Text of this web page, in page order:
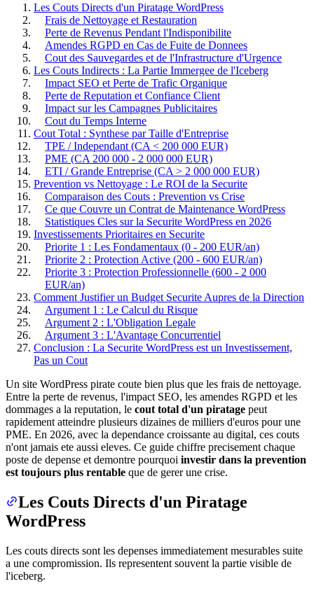
Les Couts Directs d'un Piratage WordPress
Frais de Nettoyage et Restauration
Perte de Revenus Pendant l'Indisponibilite
Amendes RGPD en Cas de Fuite de Donnees
Cout des Sauvegardes et de l'Infrastructure d'Urgence
Les Couts Indirects : La Partie Immergee de l'Iceberg
Impact SEO et Perte de Trafic Organique
Perte de Reputation et Confiance Client
Impact sur les Campagnes Publicitaires
Cout du Temps Interne
Cout Total : Synthese par Taille d'Entreprise
TPE / Independant (CA < 200 000 EUR)
PME (CA 200 000 - 2 000 000 EUR)
ETI / Grande Entreprise (CA > 2 000 000 EUR)
Prevention vs Nettoyage : Le ROI de la Securite
Comparaison des Couts : Prevention vs Crise
Ce que Couvre un Contrat de Maintenance WordPress
Statistiques Cles sur la Securite WordPress en 2026
Investissements Prioritaires en Securite
Priorite 1 : Les Fondamentaux (0 - 200 EUR/an)
Priorite 2 : Protection Active (200 - 600 EUR/an)
Priorite 3 : Protection Professionnelle (600 - 2 000
EUR/an)
Comment Justifier un Budget Securite Aupres de la Direction
Argument 1 : Le Calcul du Risque
Argument 2 : L'Obligation Legale
Argument 3 : L'Avantage Concurrentiel
Conclusion : La Securite WordPress est un Investissement,
Pas un Cout
Un site WordPress pirate coute bien plus que les frais de nettoyage.
Entre la perte de revenus, l'impact SEO, les amendes RGPD et les
dommages a la reputation, le cout total d'un piratage peut
rapidement atteindre plusieurs dizaines de milliers d'euros pour une
PME. En 2026, avec la dependance croissante au digital, ces couts
n'ont jamais ete aussi eleves. Ce guide chiffre precisement chaque
poste de depense et demontre pourquoi investir dans la prevention
est toujours plus rentable que de gerer une crise.
Les Couts Directs d'un Piratage
WordPress
Les couts directs sont les depenses immediatement mesurables suite
a une compromission. Ils representent souvent la partie visible de
l'iceberg.